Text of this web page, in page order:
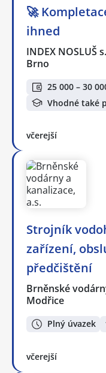
🚀
ihned
INDEX NOSLUŠ
Brno
25 000 – 30
Vhodné také
včerejší
Strojník
zařízení,
předčištění
Brněnské
Modřice
Plný úvazek
včerejší